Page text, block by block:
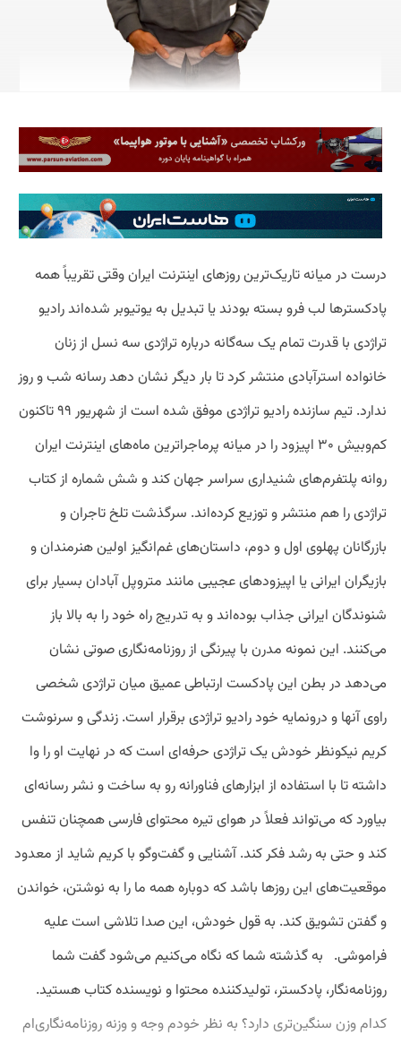
درست در میانه تاریک‌ترین روزهای اینترنت ایران وقتی تقریباً همه
پادکسترها لب فرو بسته بودند یا تبدیل به یوتیوبر شده‌اند رادیو
تراژدی با قدرت تمام یک سه‌گانه درباره تراژدی سه نسل از زنان
خانواده استرآبادی منتشر کرد تا بار دیگر نشان دهد رسانه شب و روز
ندارد. تیم سازنده رادیو تراژدی موفق شده است از شهریور ۹۹ تاکنون
کم‌وبیش ۳۰ اپیزود را در میانه پرماجراترین ماه‌های اینترنت ایران
روانه پلتفرم‌های شنیداری سراسر جهان کند و شش شماره از کتاب
تراژدی را هم منتشر و توزیع کرده‌اند. سرگذشت تلخ تاجران و
بازرگانان پهلوی اول و دوم، داستان‌های غم‌انگیز اولین هنرمندان و
بازیگران ایرانی یا اپیزودهای عجیبی مانند متروپل آبادان بسیار برای
شنوندگان ایرانی جذاب بوده‌اند و به تدریج راه خود را به بالا باز
می‌کنند. این نمونه مدرن با پیرنگی از روزنامه‌نگاری صوتی نشان
می‌دهد در بطن این پادکست ارتباطی عمیق میان تراژدی شخصی
راوی آنها و درونمایه خود رادیو تراژدی برقرار است. زندگی و سرنوشت
کریم نیکونظر خودش یک تراژدی حرفه‌ای است که در نهایت او را وا
داشته تا با استفاده از ابزارهای فناورانه رو به ساخت و نشر رسانه‌ای
بیاورد که می‌تواند فعلاً در هوای تیره محتوای فارسی همچنان تنفس
کند و حتی به رشد فکر کند. آشنایی و گفت‌وگو با کریم شاید از معدود
موقعیت‌های این روزها باشد که دوباره همه ما را به نوشتن، خواندن
و گفتن تشویق کند. به قول خودش، این صدا تلاشی است علیه
فراموشی. به گذشته شما که نگاه می‌کنیم می‌شود گفت شما
روزنامه‌نگار، پادکستر، تولیدکننده محتوا و نویسنده کتاب هستید.
کدام وزن سنگین‌تری دارد؟ به نظر خودم وجه و وزنه روزنامه‌نگاری‌ام